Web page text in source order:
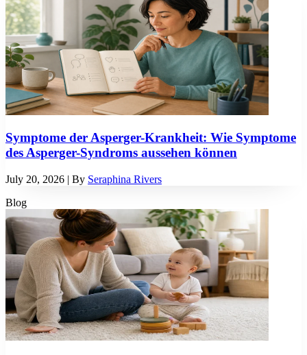
Symptome der Asperger-Krankheit: Wie Symptome
des Asperger-Syndroms aussehen können
July 20, 2026 | By Seraphina Rivers
Blog